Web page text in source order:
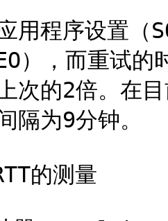
用程序设置（
），而重试
次的2倍。在
隔为9分钟。
的测量